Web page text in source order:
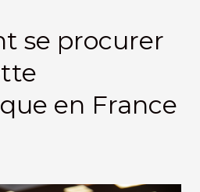
se procurer
en France